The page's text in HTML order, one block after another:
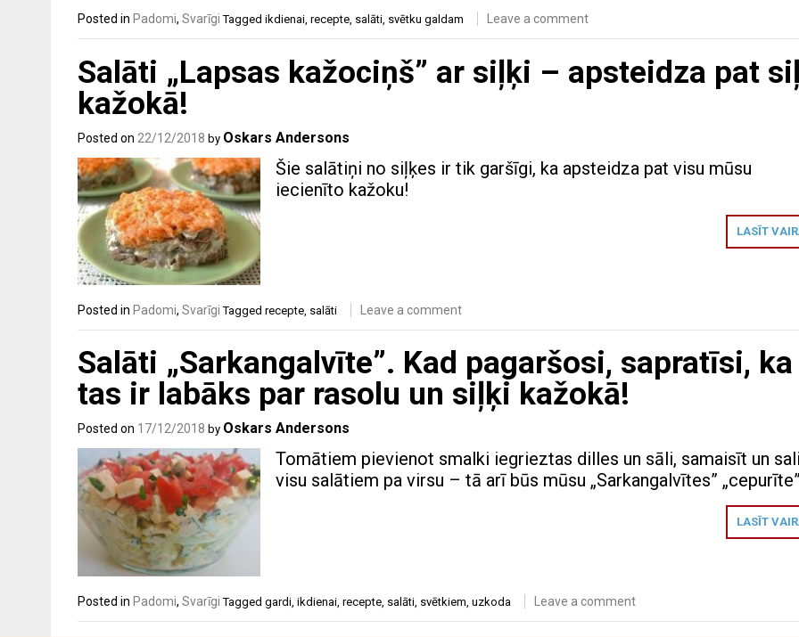
Posted in Padomi, Svarīgi Tagged ikdienai, recepte, salāti, svētku galdam Leave a comment
Salāti „Lapsas kažociņš” ar siļķi – apsteidza pat
kažokā!
Posted on 22/12/2018 by Oskars Andersons
Šie salātiņi no siļķes ir tik garšīgi, ka apsteidza pat visu mūsu
iecienīto kažoku!
LASĪT
Posted in Padomi, Svarīgi Tagged recepte salāti Leave a comment
Salāti „Sarkangalvīte”. Kad pagaršosi, sapratīsi, ka
tas ir labāks par rasolu un siļķi kažokā!
Posted on 17/12/2018 by Oskars Andersons
Tomātiem pievienot smalki iegrieztas dilles un sāli, samaisīt un
visu salātiem pa virsu – tā arī būs mūsu „Sarkangalvītes” „cepurīte”
LASĪT
Posted in Padomi, Svarīgi Tagged gardi ikdienai recepte salāti svētkiem uzkoda Leave a comment